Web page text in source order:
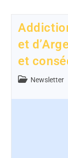
et
et
Newsletter